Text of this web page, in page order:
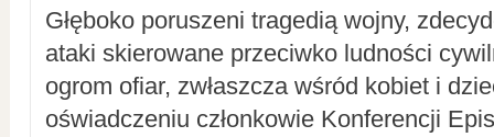
Głęboko poruszeni tragedią wojny,
ataki skierowane przeciwko ludności
ogrom ofiar, zwłaszcza wśród kobiet i
oświadczeniu członkowie Konferencji